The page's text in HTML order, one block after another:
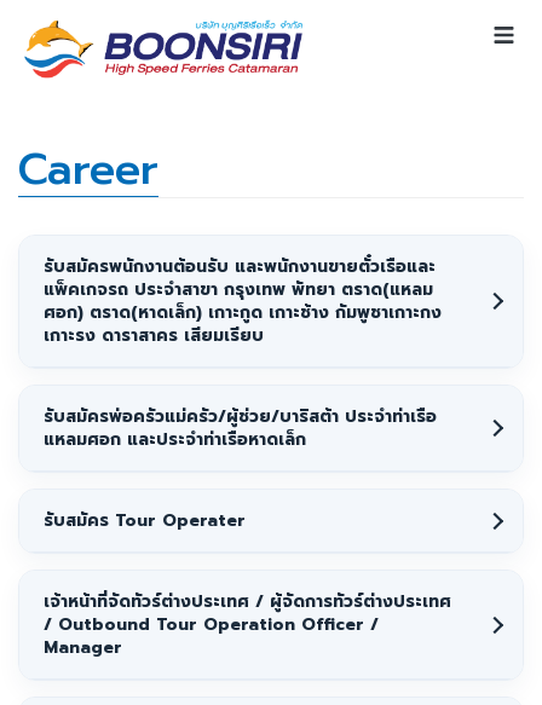
Career
รับสมัครพนักงานต้อนรับ และพนักงานขายตั๋วเรือและ
แพ็คเกจรถ ประจำสาขา กรุงเทพ พัทยา ตราด(แหลม
ศอก) ตราด(หาดเล็ก) เกาะกูด เกาะช้าง กัมพูชาเกาะกง
เกาะรง ดาราสาคร เสียมเรียบ
รับสมัครพ่อครัวแม่ครัว/ผู้ช่วย/บาริสต้า ประจำท่าเรือ
แหลมศอก และประจำท่าเรือหาดเล็ก
รับสมัคร Tour Operater
เจ้าหน้าที่จัดทัวร์ต่างประเทศ / ผู้จัดการทัวร์ต่างประเทศ
/ Outbound Tour Operation Officer /
Manager